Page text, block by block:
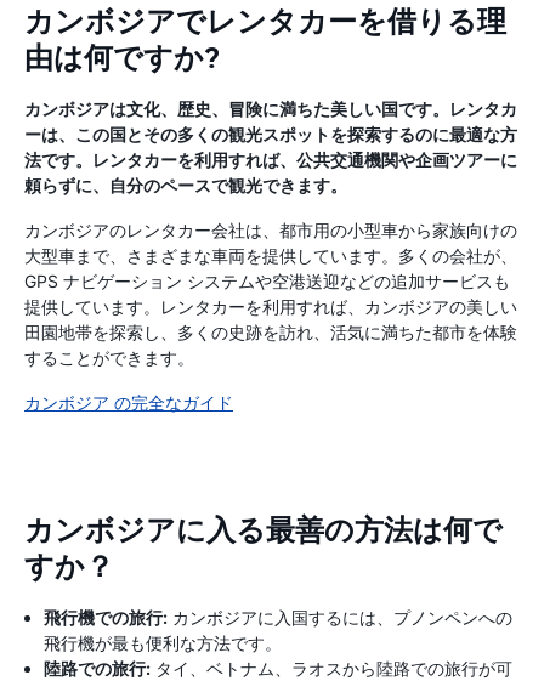
カンボジアでレンタカーを借りる理
由は何ですか?
カンボジアは文化、歴史、冒険に満ちた美しい国です。レンタカ
ーは、この国とその多くの観光スポットを探索するのに最適な方
法です。レンタカーを利用すれば、公共交通機関や企画ツアーに
頼らずに、自分のペースで観光できます。
カンボジアのレンタカー会社は、都市用の小型車から家族向けの
大型車まで、さまざまな車両を提供しています。多くの会社が、
GPS ナビゲーション システムや空港送迎などの追加サービスも
提供しています。レンタカーを利用すれば、カンボジアの美しい
田園地帯を探索し、多くの史跡を訪れ、活気に満ちた都市を体験
することができます。
カンボジア の完全なガイド
カンボジアに入る最善の方法は何で
すか？
飛行機での旅行: カンボジアに入国するには、プノンペンへの
飛行機が最も便利な方法です。
陸路での旅行: タイ、ベトナム、ラオスから陸路での旅行が可